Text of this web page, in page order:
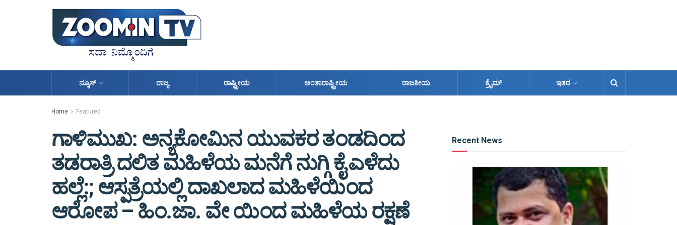
ನ್ಯೂಸ್ ರಾಜ್ಯ ರಾಷ್ಟ್ರೀಯ ಅಂತಾರಾಷ್ಟ್ರೀಯ ರಾಜಕೀಯ ಕ್ರೈಮ್ ಇತರ
Home Featured
ಗಾಳಿಮುಖ: ಅನ್ಯಕೋಮಿನ ಯುವಕರ ತಂಡದಿಂದ
ತಡರಾತ್ರಿ ದಲಿತ ಮಹಿಳೆಯ ಮನೆಗೆ ನುಗ್ಗಿ ಕೈ ಎಳೆದು
ಹಲ್ಲೆ:; ಆಸ್ಪತ್ರೆಯಲ್ಲಿ ದಾಖಲಾದ ಮಹಿಳೆಯಿಂದ
ಆರೋಪ – ಹಿಂ.ಜಾ. ವೇ ಯಿಂದ ಮಹಿಳೆಯ ರಕ್ಷಣೆ
Recent News